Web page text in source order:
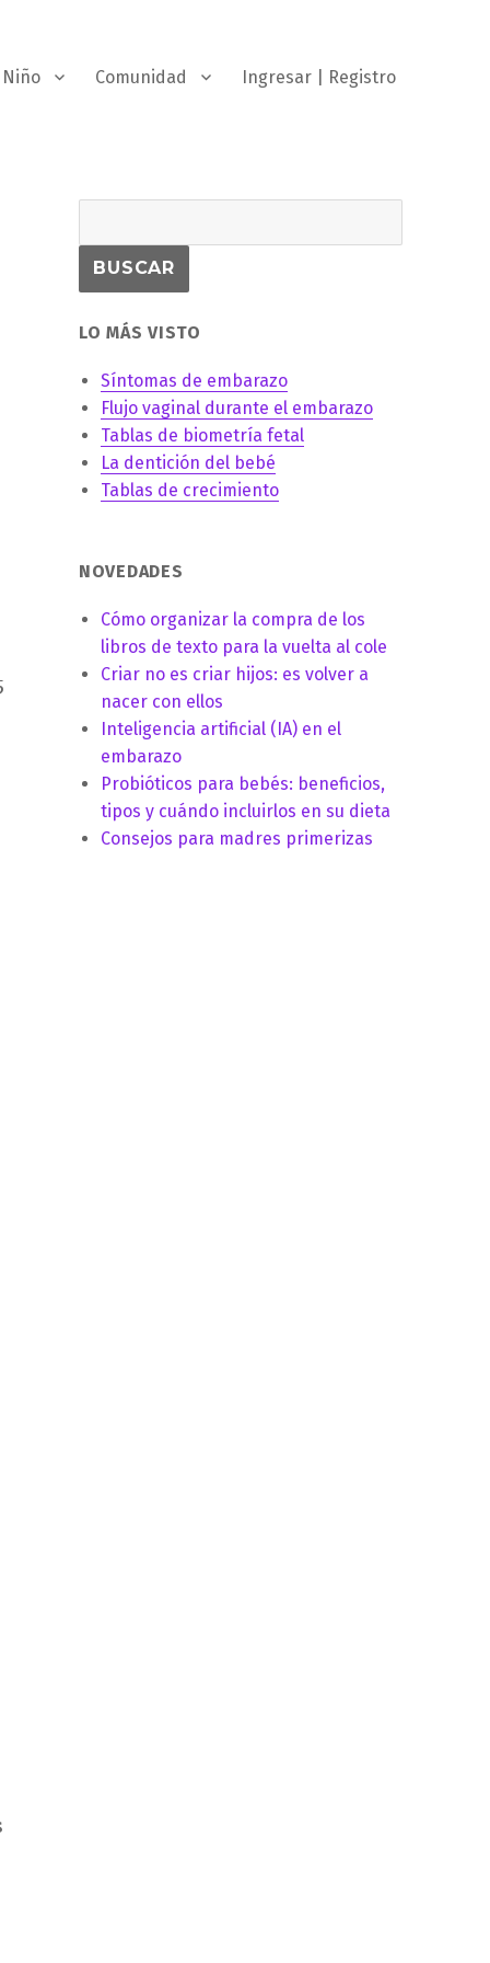
Niño Comunidad Ingresar | Registro
LO MÁS VISTO
Síntomas de embarazo
Flujo vaginal durante el embarazo
Tablas de biometría fetal
La dentición del bebé
Tablas de crecimiento
NOVEDADES
Cómo organizar la compra de los
libros de texto para la vuelta al cole
Criar no es criar hijos: es volver a
nacer con ellos
Inteligencia artificial (IA) en el
embarazo
Probióticos para bebés: beneficios,
tipos y cuándo incluirlos en su dieta
Consejos para madres primerizas